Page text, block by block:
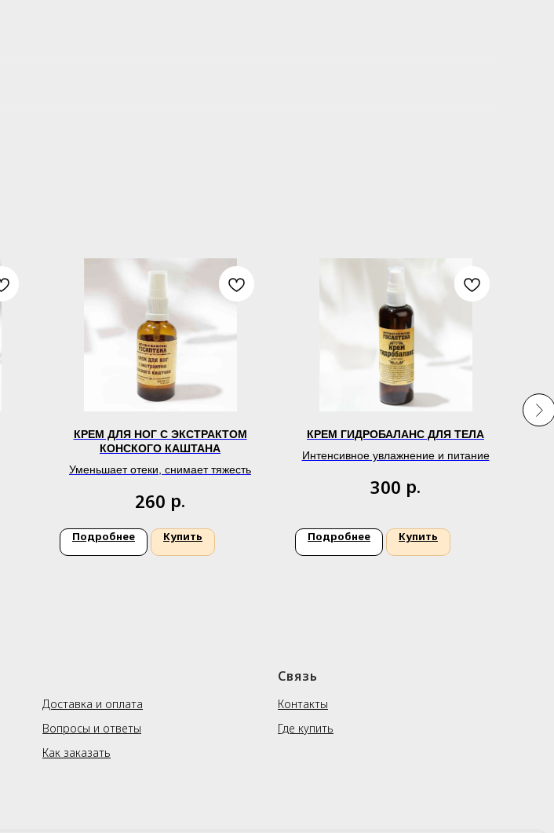
КРЕМ ДЛЯ НОГ С ЭКСТРАКТОМ
КОНСКОГО КАШТАНА
Уменьшает отеки, снимает тяжесть
260 р.
Подробнее Купить
КРЕМ ГИДРОБАЛАНС ДЛЯ ТЕЛА
Интенсивное увлажнение и питание
300 р.
Подробнее Купить
Доставка и оплата
Вопросы и ответы
Как заказать
Связь
Контакты
Где купить